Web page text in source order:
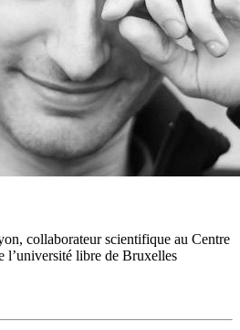
collaborateur scientifique au Centre
l’université libre de Bruxelles